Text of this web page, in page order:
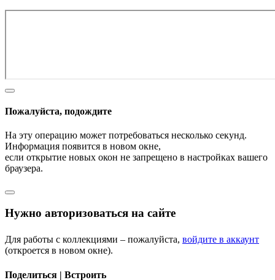
Пожалуйста, подождите
На эту операцию может потребоваться несколько секунд.
Информация появится в новом окне,
если открытие новых окон не запрещено в настройках вашего
браузера.
Нужно авторизоваться на сайте
Для работы с коллекциями – пожалуйста, войдите в аккаунт
(откроется в новом окне).
Поделиться | Встроить